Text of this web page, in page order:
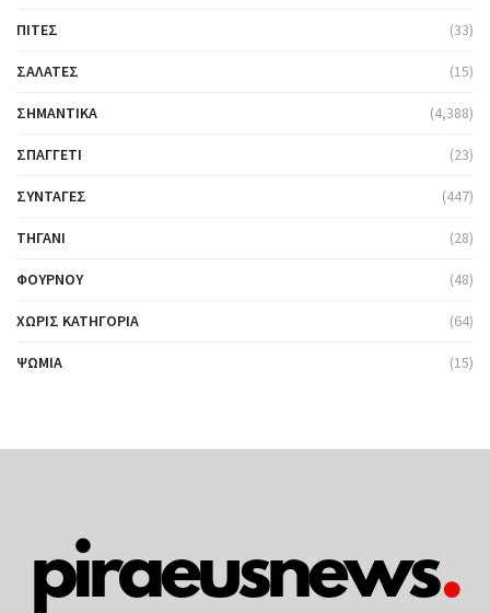
ΠΊΤΕΣ (33)
ΣΑΛΆΤΕΣ (15)
ΣΗΜΑΝΤΙΚΆ (4,388)
ΣΠΑΓΓΈΤΙ (23)
ΣΥΝΤΑΓΈΣ (447)
ΤΗΓΆΝΙ (28)
ΦΟΎΡΝΟΥ (48)
ΧΩΡΊΣ ΚΑΤΗΓΟΡΊΑ (64)
ΨΩΜΙΆ (15)